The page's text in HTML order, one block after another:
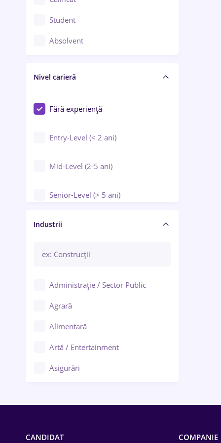
Construcții / Instalații
Controlul calității
Educație / Training / Arte
Student
Absolvent
Nivel carieră
Fără experiență
Entry-Level (< 2 ani)
Mid-Level (2-5 ani)
Senior-Level (> 5 ani)
Manager / Executiv
Industrii
Administrație / Sector Public
Agrară
Alimentară
Artă / Entertainment
Asigurări
CANDIDAT COMPANIE